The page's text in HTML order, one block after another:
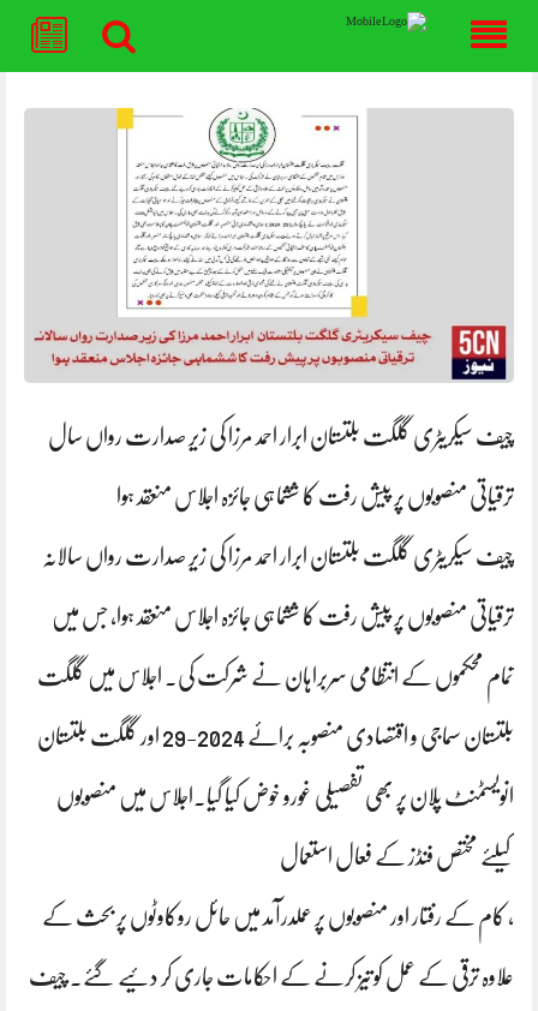
چیف سیکریٹری گلگت بلتستان ابرار احمد مرزا کی زیر صدارت رواں سال
ترقیاتی منصوبوں پر پیش رفت کا ششماہی جائزہ اجلاس منعقد ہوا
چیف سیکریٹری گلگت بلتستان ابرار احمد مرزا کی زیر صدارت رواں سالانہ
ترقیاتی منصوبوں پر پیش رفت کا ششماہی جائزہ اجلاس منعقد ہوا، جس میں
تمام محکموں کے انتظامی سربراہان نے شرکت کی۔ اجلاس میں گلگت
بلتستان سماجی و اقتصادی منصوبہ برائے 2024-29 اور گلگت بلتستان
انویسٹمنٹ پلان پر بھی تفصیلی غورو خوض کیا گیا۔اجلاس میں منصوبوں
کیلئے مختص فنڈز کے فعال استعمال
، کام کے رفتار اور منصوبوں پر عملدرآمد میں حائل روکاوٹوں پر بحث کے
علاوہ ترقی کے عمل کو تیز کرنے کے احکامات جاری کر دئیے گئے۔ چیف